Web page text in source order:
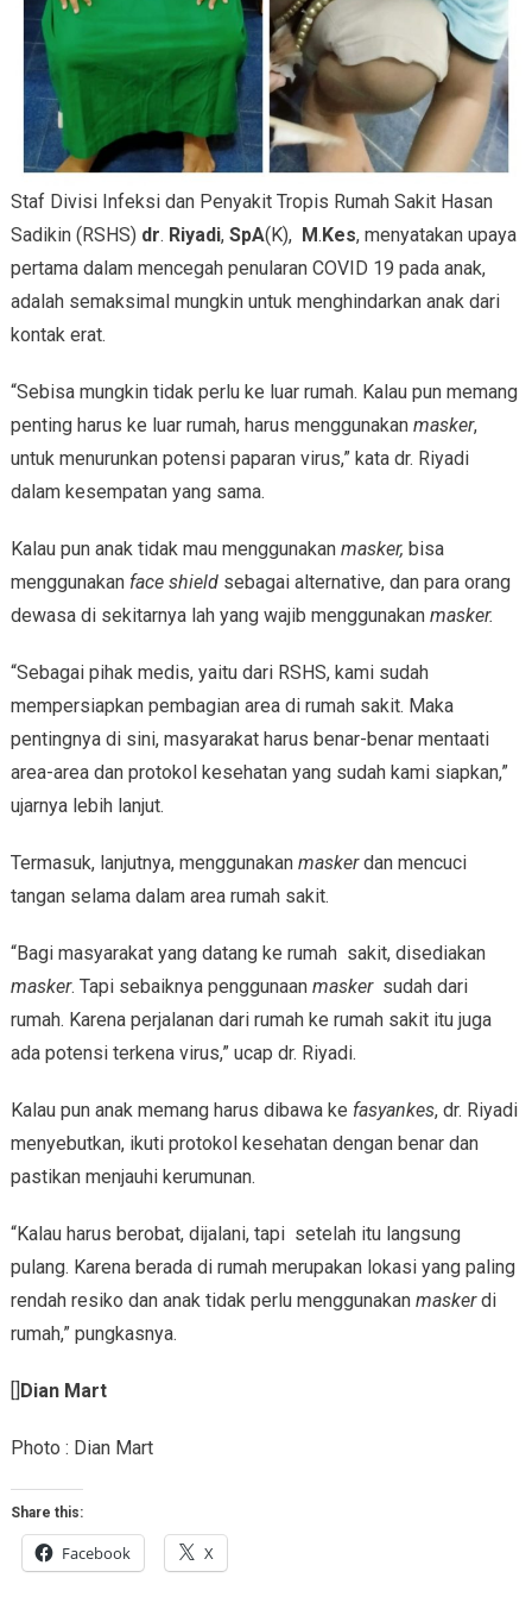
Staf Divisi Infeksi dan Penyakit Tropis Rumah Sakit Hasan
Sadikin (RSHS) dr. Riyadi, SpA(K), M.Kes, menyatakan upaya
pertama dalam mencegah penularan COVID 19 pada anak,
adalah semaksimal mungkin untuk menghindarkan anak dari
kontak erat.
“Sebisa mungkin tidak perlu ke luar rumah. Kalau pun memang
penting harus ke luar rumah, harus menggunakanmasker,
untuk menurunkan potensi paparan virus,” kata dr. Riyadi
dalam kesempatan yang sama.
Kalau pun anak tidak mau menggunakan masker, bisa
menggunakan face shieldsebagai alternative, dan para orang
dewasa di sekitarnya lah yang wajib menggunakan masker.
“Sebagai pihak medis, yaitu dari RSHS, kami sudah
mempersiapkan pembagian area di rumah sakit. Maka
pentingnya di sini, masyarakat harus benar-benar mentaati
area-area dan protokol kesehatan yang sudah kami siapkan,”
ujarnya lebih lanjut.
Termasuk, lanjutnya, menggunakan maskerdan mencuci
tangan selama dalam area rumah sakit.
“Bagi masyarakat yang datang ke rumah sakit, disediakan
masker. Tapi sebaiknya penggunaan masker sudah dari
rumah. Karena perjalanan dari rumah ke rumah sakit itu juga
ada potensi terkena virus,” ucap dr. Riyadi.
Kalau pun anak memang harus dibawa ke fasyankes, dr. Riyadi
menyebutkan, ikuti protokol kesehatan dengan benar dan
pastikan menjauhi kerumunan.
“Kalau harus berobat, dijalani, tapi setelah itu langsung
pulang. Karena berada di rumah merupakan lokasi yang paling
rendah resiko dan anak tidak perlu menggunakan maskerdi
rumah,” pungkasnya.
[]Dian Mart
Photo : Dian Mart
Share this:
Facebook X